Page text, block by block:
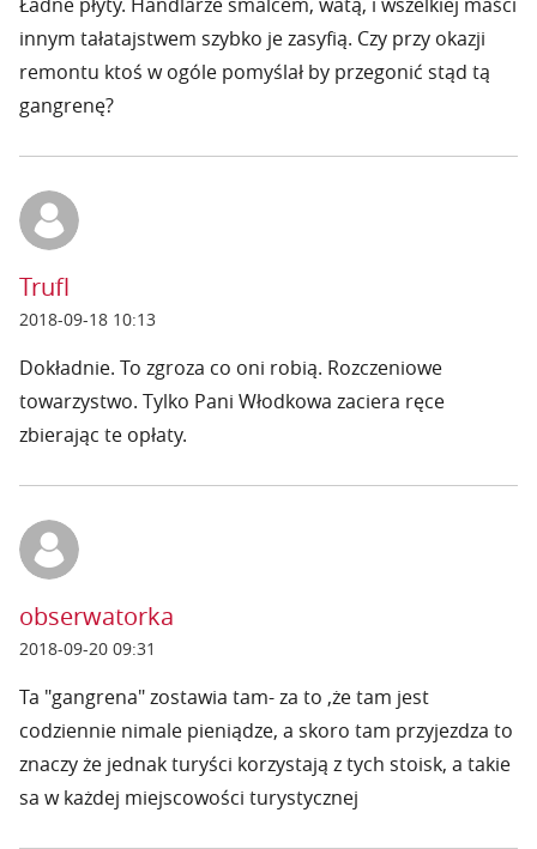
innym tałatajstwem szybko je zasyfią. Czy przy okazji
remontu ktoś w ogóle pomyślał by przegonić stąd tą
gangrenę?
Trufl
2018-09-18 10:13
Dokładnie. To zgroza co oni robią. Rozczeniowe
towarzystwo. Tylko Pani Włodkowa zaciera ręce
zbierając te opłaty.
obserwatorka
2018-09-20 09:31
Ta "gangrena" zostawia tam- za to ,że tam jest
codziennie nimale pieniądze, a skoro tam przyjezdza to
znaczy że jednak turyści korzystają z tych stoisk, a takie
sa w każdej miejscowości turystycznej